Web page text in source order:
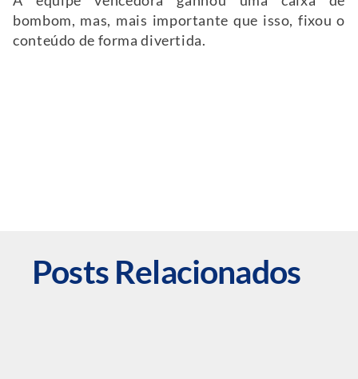
bombom, mas, mais importante que isso, fixou o
conteúdo de forma divertida.
Posts Relacionados